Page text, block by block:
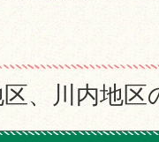
、川内地区